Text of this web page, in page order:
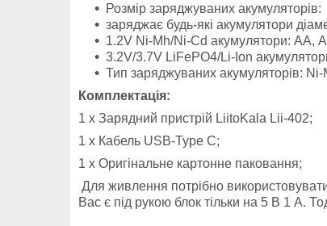
Розмір заряджуваних акумуляторів:
заряджає будь-які акумулятори
1.2V Ni-Mh/Ni-Cd акумулятори: АА,
3.2V/3.7V LiFePO4/Li-Ion
Тип заряджуваних акумуляторів:
Комплектація:
1 х Зарядний пристрій LiitoKala Lii-402;
1 х Кабель USB-Type C;
1 х Оригінальне картонне паковання;
Для живлення потрібно
Вас є під рукою блок тільки на 5 В 1 А.